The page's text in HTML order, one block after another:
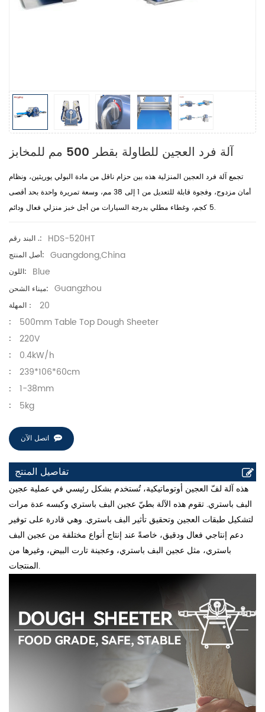
آلة فرد العجين للطاولة بقطر 500 مم للمخابز
تجمع آلة فرد العجين المنزلية هذه بين حزام ناقل من مادة البولي يوريثين، ونظام
أمان مزدوج، وفجوة قابلة للتعديل من 1 إلى 38 مم، وسعة تمريرة واحدة بحد أقصى
5 كجم، وغطاء مطلي بدرجة السيارات من أجل خبز منزلي فعال ودائم.
البند رقم .: HDS-520HT
أصل المنتج: Guangdong,China
اللون: Blue
ميناء الشحن: Guangzhou
المهلة： 20
: 500mm Table Top Dough Sheeter
: 220V
: 0.4kW/h
: 239*106*60cm
: 1-38mm
: 5kg
اتصل الآن
تفاصيل المنتج
هذه آلة لفّ العجين أوتوماتيكية، تُستخدم بشكل رئيسي في عملية عجين
البف باستري. تقوم هذه الآلة بطيّ عجين البف باستري وكبسه عدة مرات
لتشكيل طبقات العجين وتحقيق تأثير البف باستري. وهي قادرة على توفير
دعم إنتاجي فعال ودقيق، خاصةً عند إنتاج أنواع مختلفة من عجين البف
باستري، مثل عجين البف باستري، وعجينة تارت البيض، وغيرها من
المنتجات.